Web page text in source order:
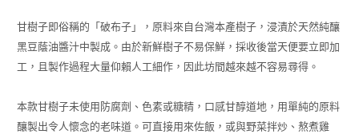
甘樹子即俗稱的「破布子」，原料來自台灣本產樹子，浸漬於天然純釀
黑豆蔭油醬汁中製成。由於新鮮樹子不易保鮮，採收後當天便要立即加
工，且製作過程大量仰賴人工細作，因此坊間越來越不容易尋得。
本款甘樹子未使用防腐劑、色素或糖精，口感甘醇道地，用單純的原料
釀製出令人懷念的老味道。可直接用來佐飯，或與野菜拌炒、熬煮雞